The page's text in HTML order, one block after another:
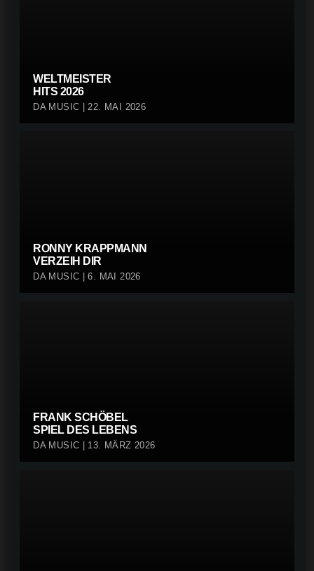
WELTMEISTER
HITS 2026
DA MUSIC | 22. MAI 2026
RONNY KRAPPMANN
VERZEIH DIR
DA MUSIC | 6. MAI 2026
FRANK SCHÖBEL
SPIEL DES LEBENS
DA MUSIC | 13. MÄRZ 2026